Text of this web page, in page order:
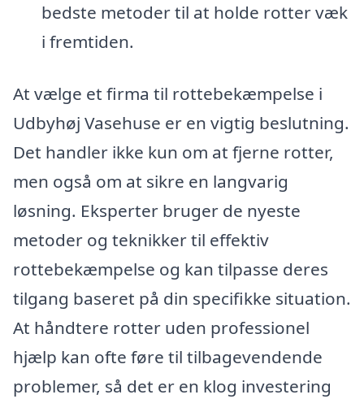
bedste metoder til at holde rotter væk
i fremtiden.
At vælge et firma til rottebekæmpelse i
Udbyhøj Vasehuse er en vigtig beslutning.
Det handler ikke kun om at fjerne rotter,
men også om at sikre en langvarig
løsning. Eksperter bruger de nyeste
metoder og teknikker til effektiv
rottebekæmpelse og kan tilpasse deres
tilgang baseret på din specifikke situation.
At håndtere rotter uden professionel
hjælp kan ofte føre til tilbagevendende
problemer, så det er en klog investering